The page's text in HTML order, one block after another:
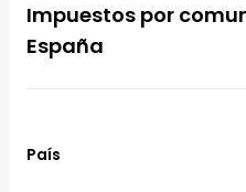
Impuestos por
España
País